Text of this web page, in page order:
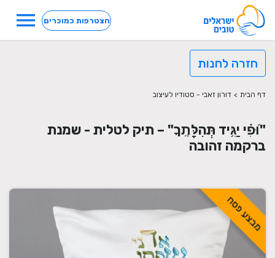
הצטרפות כמוכרים menu
חזרה לחנות
דף הבית > דורון זאבי - סטודיו לעיצוב
"וּ֝פִ֗י יַגִּ֥יד תְּהִלָּתֶֽךָ" – תיק לטלית - שמנת
ברקמה זהובה
מבצע פסח